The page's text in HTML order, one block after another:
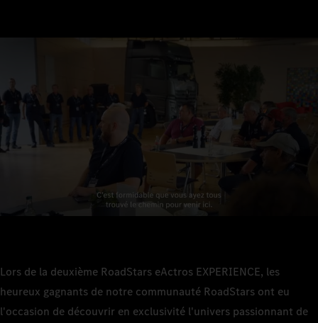
Lors de la deuxième RoadStars eActros EXPERIENCE, les
heureux gagnants de notre communauté RoadStars ont eu
l'occasion de découvrir en exclusivité l'univers passionnant de